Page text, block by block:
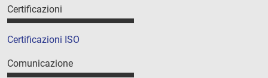
Certificazioni
Certificazioni ISO
Comunicazione